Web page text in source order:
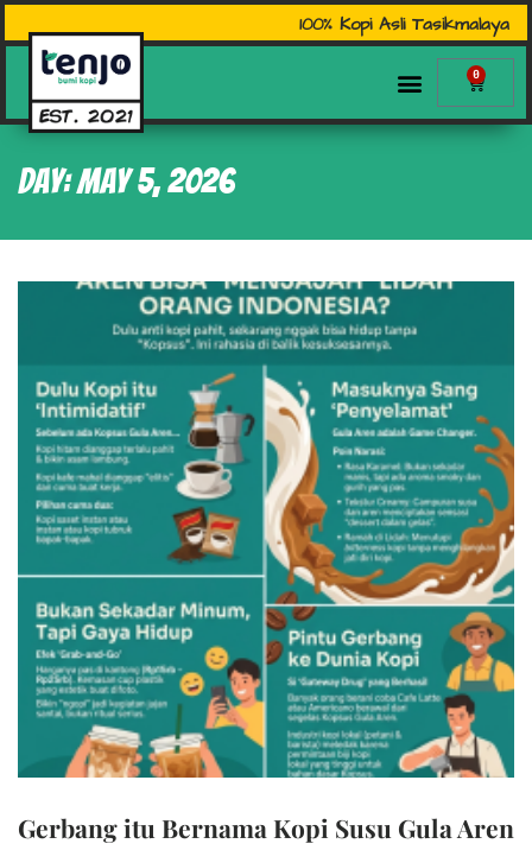
100% Kopi Asli Tasikmalaya
0
Day: May 5, 2026
Gerbang itu Bernama Kopi Susu Gula Aren